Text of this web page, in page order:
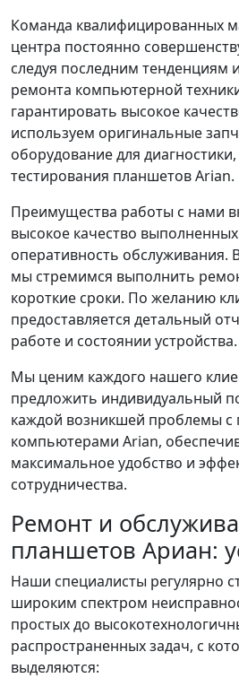
Команда квалифицированных
центра постоянно
следуя последним тенденциям
ремонта компьютерной
гарантировать высокое
используем оригинальные
оборудование для
тестирования планшетов Arian.
Преимущества работы с нами
высокое качество
оперативность обслуживания.
мы стремимся выполнить
короткие сроки. По желанию
предоставляется детальный
работе и состоянии устройства.
Мы ценим каждого нашего
предложить индивидуальный
каждой возникшей проблемы
компьютерами Arian,
максимальное удобство и
сотрудничества.
Ремонт и
планшетов Ариан:
Наши специалисты регулярно
широким спектром
простых до
распространенных задач, с
выделяются: